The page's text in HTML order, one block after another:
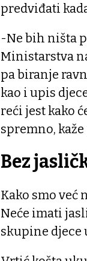
predviđati
-Ne bih ništa
Ministarstva
pa biranje
kao i upis
reći jest kako
spremno,
Bez
Kako smo već
Neće imati
skupine djece